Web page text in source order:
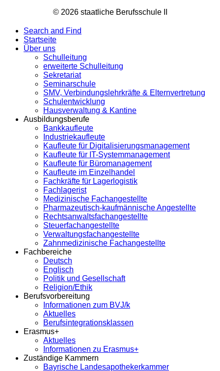
© 2026 staatliche Berufsschule II
Search and Find
Startseite
Über uns
Schulleitung
erweiterte Schulleitung
Sekretariat
Seminarschule
SMV, Verbindungslehrkräfte & Elternvertretung
Schulentwicklung
Hausverwaltung & Kantine
Ausbildungsberufe
Bankkaufleute
Industriekaufleute
Kaufleute für Digitalisierungsmanagement
Kaufleute für IT-Systemmanagement
Kaufleute für Büromanagement
Kaufleute im Einzelhandel
Fachkräfte für Lagerlogistik
Fachlagerist
Medizinische Fachangestellte
Pharmazeutisch-kaufmännische Angestellte
Rechtsanwaltsfachangestellte
Steuerfachangestellte
Verwaltungsfachangestellte
Zahnmedizinische Fachangestellte
Fachbereiche
Deutsch
Englisch
Politik und Gesellschaft
Religion/Ethik
Berufsvorbereitung
Informationen zum BVJ/k
Aktuelles
Berufsintegrationsklassen
Erasmus+
Aktuelles
Informationen zu Erasmus+
Zuständige Kammern
Bayrische Landesapothekerkammer